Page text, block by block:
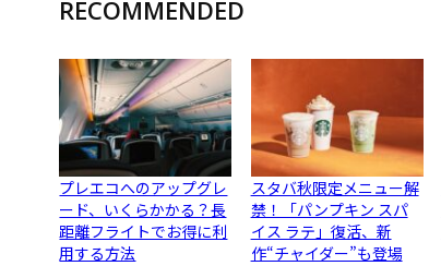
RECOMMENDED
プレエコへのアップグレ
ード、いくらかかる？長
距離フライトでお得に利
用する方法
スタバ秋限定メニュー解
禁！「パンプキン スパ
イス ラテ」復活、新
作“チャイダー”も登場